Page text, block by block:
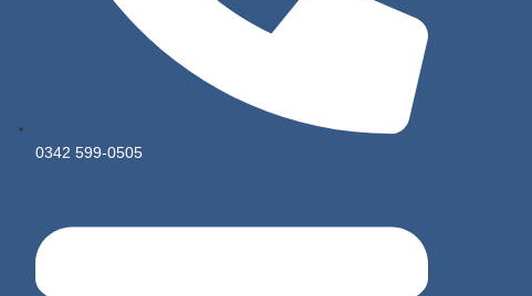
0342 599-0505